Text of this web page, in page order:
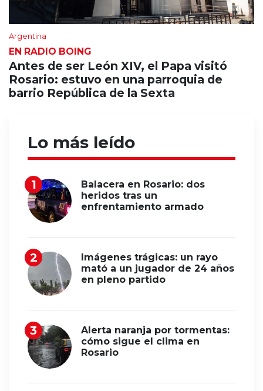
Argentina
EN RADIO BOING
Antes de ser León XIV, el Papa visitó
Rosario: estuvo en una parroquia de
barrio República de la Sexta
Lo más leído
Balacera en Rosario: dos
heridos tras un
enfrentamiento armado
Imágenes trágicas: un rayo
mató a un jugador de 24 años
en pleno partido
Alerta naranja por tormentas:
cómo sigue el clima en
Rosario